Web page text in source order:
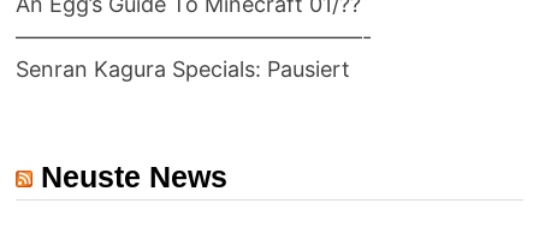
————————————————-
Senran Kagura Specials: Pausiert
Neuste News